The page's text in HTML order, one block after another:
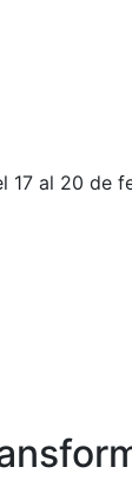
17 al 20 de